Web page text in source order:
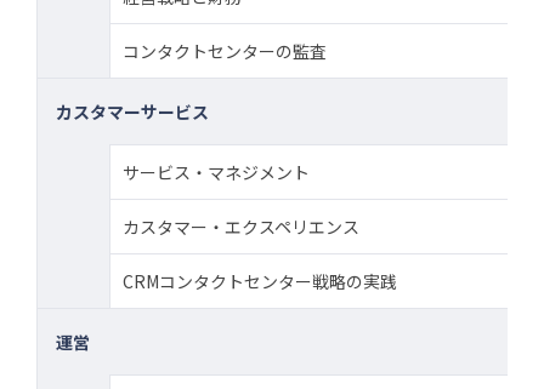
コンタクトセンターの監査
カスタマーサービス
サービス・マネジメント
カスタマー・エクスペリエンス
CRMコンタクトセンター戦略の実践
運営